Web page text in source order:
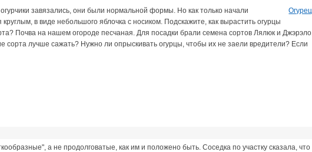
Огурец
завязались, они были нормальной формы. Но как только начали
в виде небольшого яблочка с носиком. Подскажите, как вырастить огурцы
Почва на нашем огороде песчаная. Для посадки брали семена сортов Лялюк и Джэрэло.
сорта лучше сажать? Нужно ли опрыскивать огурцы, чтобы их не заели вредители? Если
а не продолговатые, как им и положено быть. Соседка по участку сказала, что